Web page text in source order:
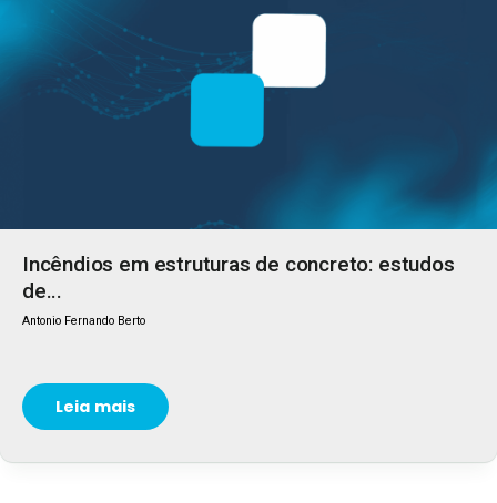
Incêndios em estruturas de concreto: estudos
de...
Antonio Fernando Berto
Leia mais